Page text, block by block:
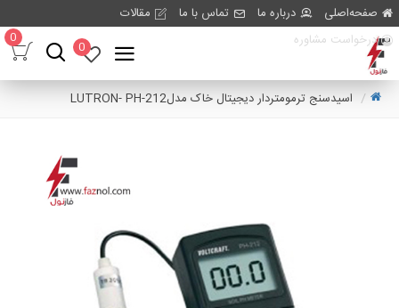
صفحه‌اصلی درباره ما تماس با ما
مقالات
درخواست مشاوره
0
0
اسیدسنج ترمومتردار دیجیتال خاک مدلLUTRON- PH-212